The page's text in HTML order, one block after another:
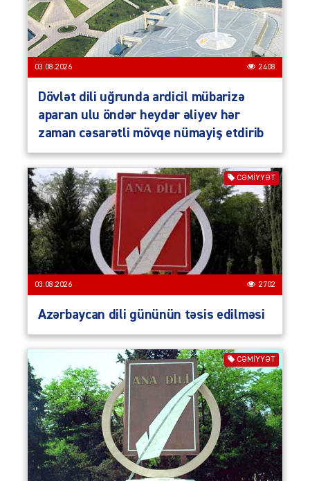
03.08.2026 2408
Dövlət dili uğrunda ardicil mübarizə
aparan ulu öndər heydər əliyev hər
zaman cəsarətli mövqe nümayiş etdirib
CƏMIYYƏT
03.08.2026 2702
Azərbaycan dili gününün təsis edilməsi
CƏMIYYƏT